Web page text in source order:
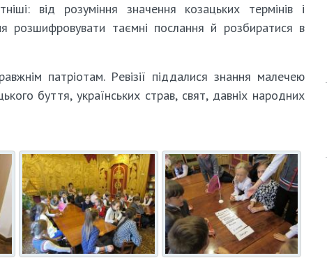
від розуміння значення козацьких термінів і
розшифровувати таємні послання й розбиратися в
патріотам. Ревізії піддалися знання малечею
буття, українських страв, свят, давніх народних